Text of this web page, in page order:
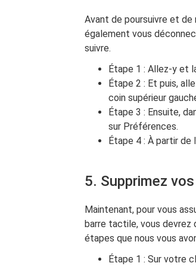
Avant de poursuivre et de
également vous
suivre.
Étape 1 : Allez-y et
Étape 2 : Et puis,
coin supérieur
Étape 3 : Ensuite,
sur Préférences.
Étape 4 : À partir de
5. Supprimez
Maintenant, pour vous
barre tactile, vous devrez
étapes que nous vous
Étape 1 : Sur votre